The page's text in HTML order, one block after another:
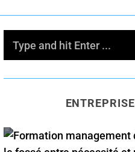
f
ENTREPRISE